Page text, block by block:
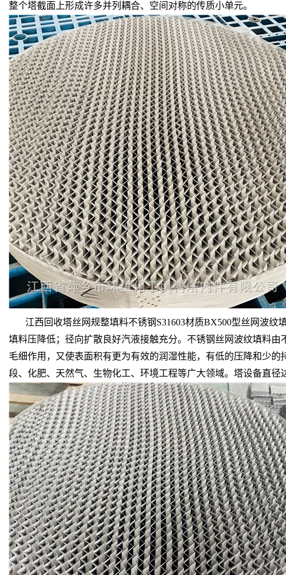
整个塔截面上形成许多并列耦合、空间对称的传质小单元。
江西回收塔丝网规整填料不锈钢S31603材质BX500型丝网波纹
填料压降低；径向扩散良好汽液接触充分。不锈钢丝网波纹填料
毛细作用，又使表面积有更为有效的润湿性能，有低的压降和少
段、化肥、天然气、生物化工、环境工程等广大领域。塔设备直